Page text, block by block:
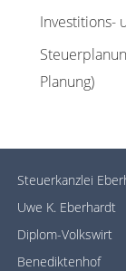
Investitions-
Planung)
Steuerkanzlei
Uwe K. Eberhardt
Diplom-Volkswirt
Benediktenhof